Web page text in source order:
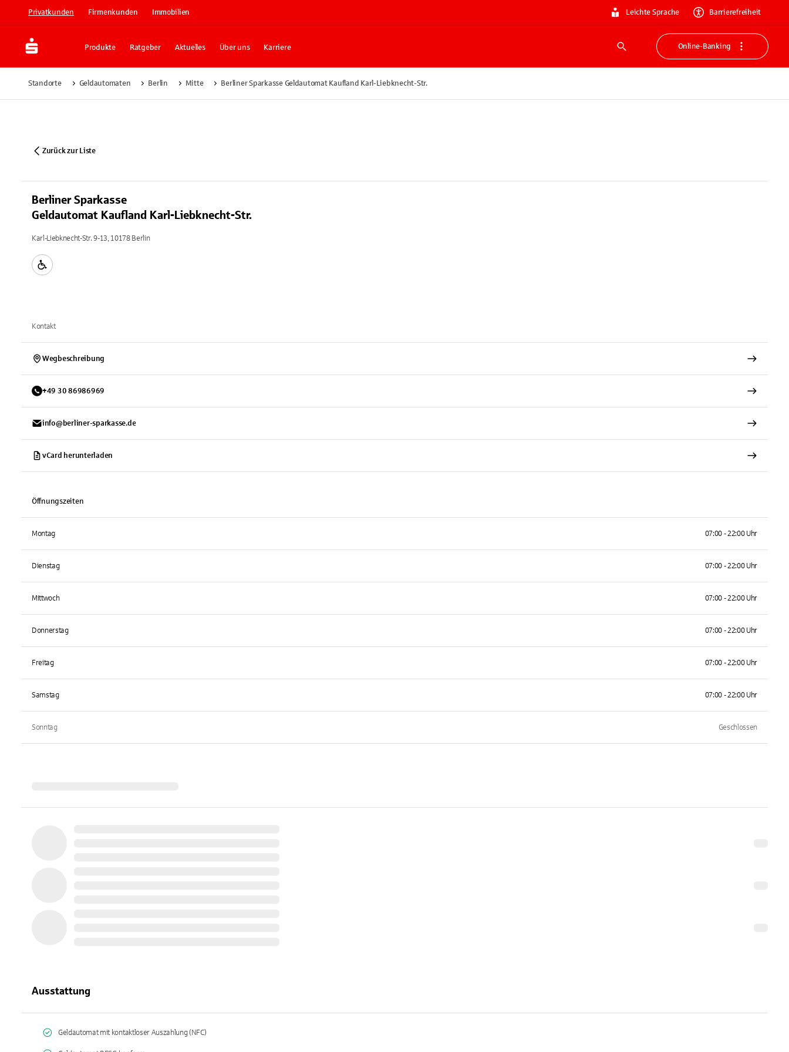
Privatkunden Firmenkunden Immobilien Leichte Sprache Barrierefreiheit
Produkte Ratgeber Aktuelles Über uns Karriere
Suche
Online-Banking
Standorte Geldautomaten Berlin Mitte Berliner Sparkasse Geldautomat Kaufland Karl-Liebknecht-Str.
Zurück zur Liste
Berliner Sparkasse
Geldautomat Kaufland Karl-Liebknecht-Str.
Karl-Liebknecht-Str. 9-13, 10178 Berlin
Kontakt
Wegbeschreibung
+49 30 86986969
info@berliner-sparkasse.de
vCard herunterladen
Öffnungszeiten
Montag 07:00 - 22:00 Uhr
Dienstag 07:00 - 22:00 Uhr
Mittwoch 07:00 - 22:00 Uhr
Donnerstag 07:00 - 22:00 Uhr
Freitag 07:00 - 22:00 Uhr
Samstag 07:00 - 22:00 Uhr
Sonntag Geschlossen
Ausstattung
Geldautomat mit kontaktloser Auszahlung (NFC)